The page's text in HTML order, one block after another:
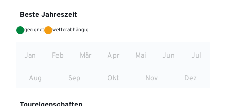
Beste Jahreszeit
geeignet wetterabhängig
Jan Feb Mär Apr Mai Jun Jul
Aug Sep Okt Nov Dez